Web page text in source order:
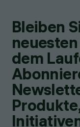
Bleiben
dem